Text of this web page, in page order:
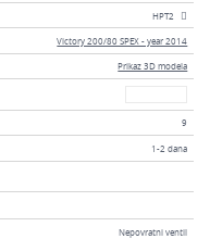
HPT2
Victory 200/80 SPEX - year 2014
Prikaz 3D modela
9
1-2 dana
Nepovratni ventil